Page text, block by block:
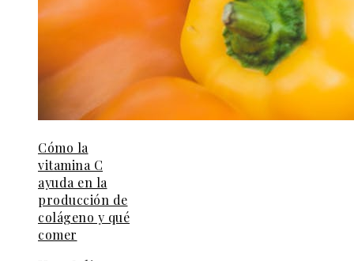
Cómo la
vitamina C
ayuda en la
producción de
colágeno y qué
comer